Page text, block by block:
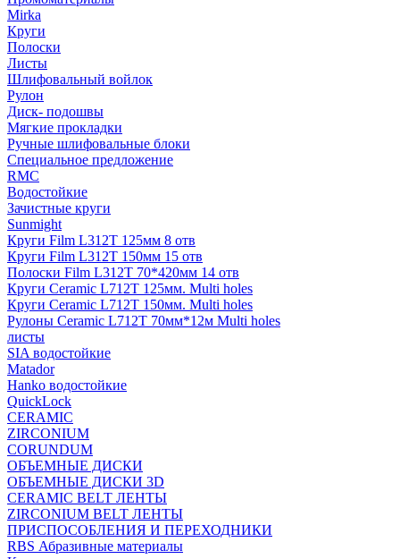
Mirka
Круги
Полоски
Листы
Шлифовальный войлок
Рулон
Диск- подошвы
Мягкие прокладки
Ручные шлифовальные блоки
Специальное предложение
RMC
Водостойкие
Зачистные круги
Sunmight
Круги Film L312T 125мм 8 отв
Круги Film L312T 150мм 15 отв
Полоски Film L312T 70*420мм 14 отв
Круги Ceramic L712T 125мм. Multi holes
Круги Ceramic L712T 150мм. Multi holes
Рулоны Ceramic L712T 70мм*12м Multi holes
листы
SIA водостойкие
Matador
Hanko водостойкие
QuickLock
CERAMIC
ZIRCONIUM
СORUNDUM
ОБЪЕМНЫЕ ДИСКИ
ОБЪЕМНЫЕ ДИСКИ 3D
CERAMIC BELT ЛЕНТЫ
ZIRCONIUM BELT ЛЕНТЫ
ПРИСПОСОБЛЕНИЯ И ПЕРЕХОДНИКИ
RBS Абразивные материалы